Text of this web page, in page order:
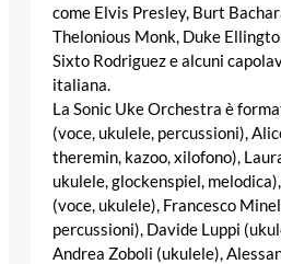
come Elvis Presley, Burt
Thelonious Monk, Duke
Sixto Rodriguez e alcuni
italiana.
La Sonic Uke Orchestra è
(voce, ukulele, percussioni),
theremin, kazoo, xilofono),
ukulele, glockenspiel,
(voce, ukulele), Francesco
percussioni), Davide Luppi
Andrea Zoboli (ukulele),